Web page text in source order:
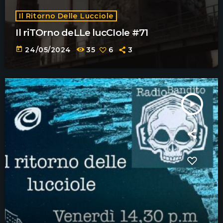
Il Ritorno Delle Lucciole
Il riTOrno deLLe lucCIole #71
today 24/05/2024 35 6 3
play_arrow